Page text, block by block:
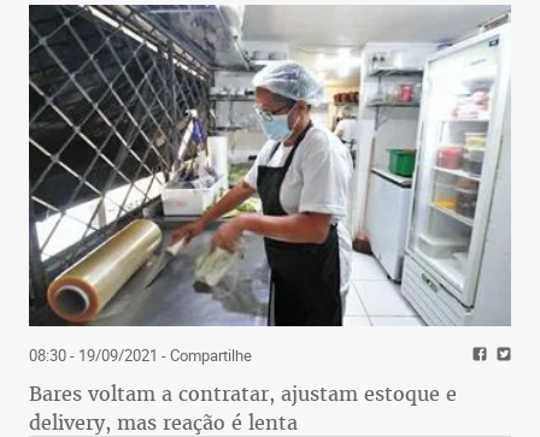
08:30 - 19/09/2021 - Compartilhe
Bares voltam a contratar, ajustam estoque e
delivery, mas reação é lenta